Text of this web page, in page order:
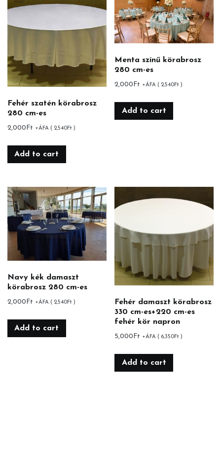
Fehér szatén körabrosz
280 cm-es
2,000 Ft +ÁFA ( 2,540Ft )
Add to cart
Menta színű körabrosz
280 cm-es
2,000 Ft +ÁFA ( 2,540Ft )
Add to cart
Navy kék damaszt
körabrosz 280 cm-es
2,000 Ft +ÁFA ( 2,540Ft )
Add to cart
Fehér damaszt körabrosz
330 cm-es+220 cm-es
fehér kör napron
5,000 Ft +ÁFA ( 6,350Ft )
Add to cart